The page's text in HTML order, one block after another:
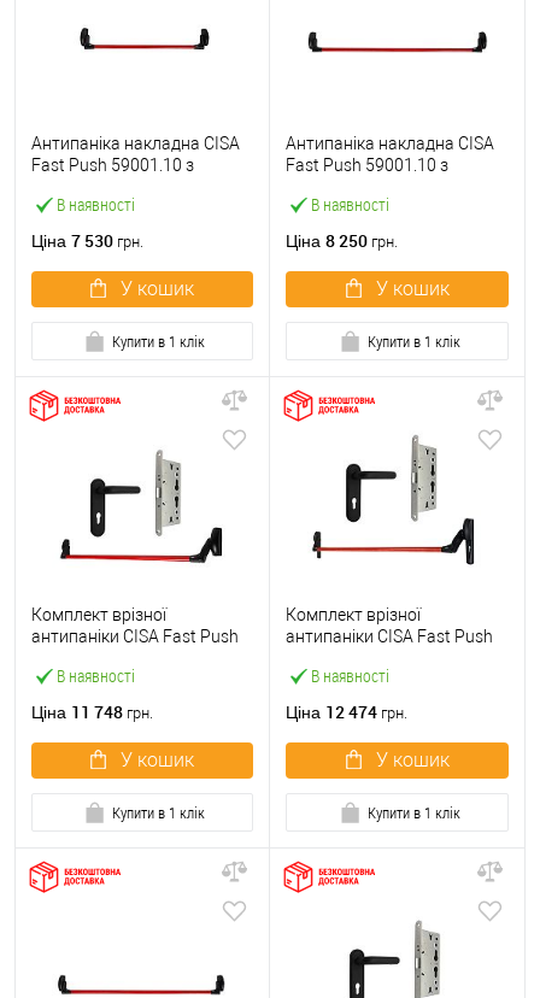
В наявності
Антипаніка накладна CISA
Fast Push 59001.10 з
червона
Ціна 7 530 грн.
У кошик
Купити в 1 клік
В наявності
Антипаніка накладна CISA
Fast Push 59001.10 з
мм червона
Ціна 8 250 грн.
У кошик
Купити в 1 клік
В наявності
Комплект врізної
антипаніки CISA Fast Push
із замком та ручкою
Ціна 11 748 грн.
У кошик
Купити в 1 клік
В наявності
Комплект врізної
антипаніки CISA Fast Push
червоний із замком та
Ціна 12 474 грн.
У кошик
Купити в 1 клік